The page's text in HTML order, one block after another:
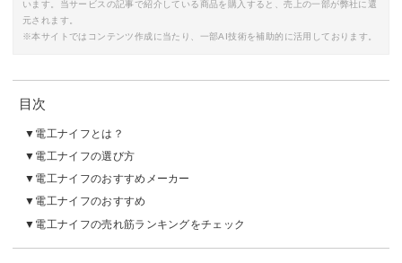
います。当サービスの記事で紹介している商品を購入すると、売上の一部が弊社に還
元されます。
※本サイトではコンテンツ作成に当たり、一部AI技術を補助的に活用しております。
目次
電工ナイフとは？
電工ナイフの選び方
電工ナイフのおすすめメーカー
電工ナイフのおすすめ
電工ナイフの売れ筋ランキングをチェック